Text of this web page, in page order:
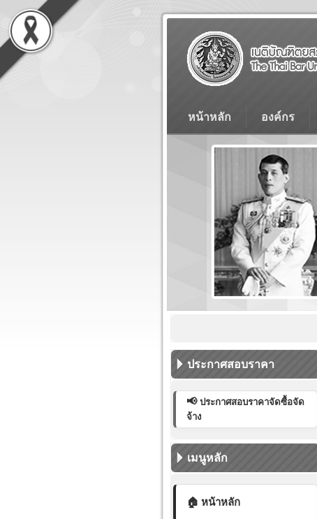
หน้าหลัก องค์กร
ประกาศสอบราคา
📢 ประกาศสอบราคาจัดซื้อจัด
จ้าง
เมนูหลัก
🏠 หน้าหลัก